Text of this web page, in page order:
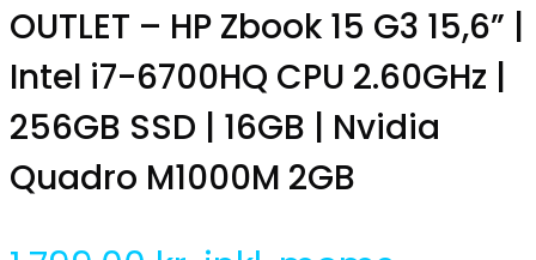
OUTLET – HP Zbook 15 G3 15,6” |
Intel i7-6700HQ CPU 2.60GHz |
256GB SSD | 16GB | Nvidia
Quadro M1000M 2GB